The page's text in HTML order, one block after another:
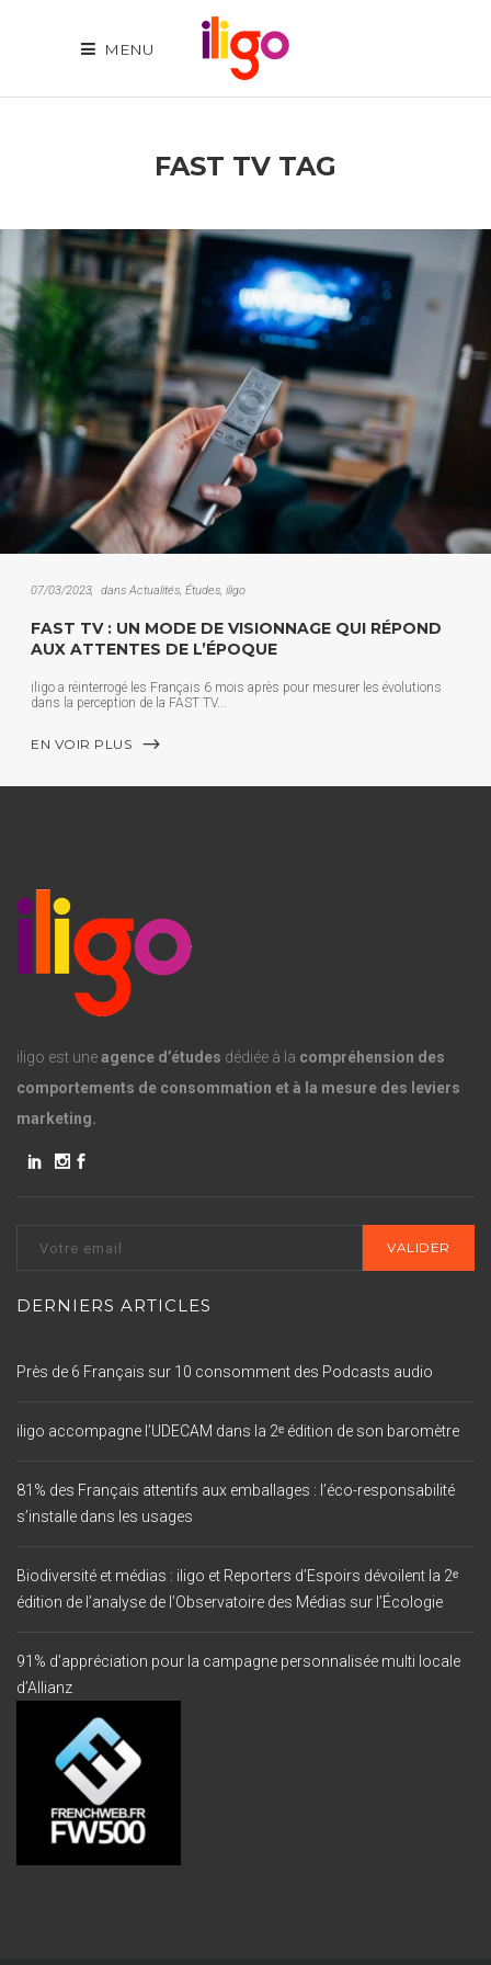
MENU
FAST TV TAG
07/03/2023 dans Actualités, Études, iligo
FAST TV : UN MODE DE VISIONNAGE QUI RÉPOND
AUX ATTENTES DE L’ÉPOQUE
iligo a réinterrogé les Français 6 mois après pour mesurer les évolutions
dans la perception de la FAST TV
EN VOIR PLUS
iligo est uneagence d’études dédiée à la compréhension des
comportements de consommation et à la mesure des leviers
marketing.
DERNIERS ARTICLES
Près de 6 Français sur 10 consomment des Podcasts audio
iligo accompagne l’UDECAM dans la 2ᵉ édition de son baromètre
81% des Français attentifs aux emballages : l’éco-responsabilité
s’installe dans les usages
Biodiversité et médias : iligo et Reporters d’Espoirs dévoilent la 2ᵉ
édition de l’analyse de l’Observatoire des Médias sur l’Écologie
91% d’appréciation pour la campagne personnalisée multi locale
d’Allianz